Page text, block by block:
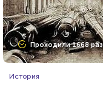
Проходили 1668 раз
История